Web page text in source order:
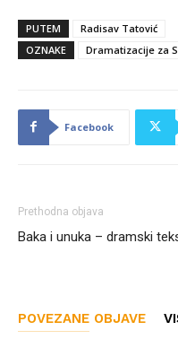
PUTEM
Radisav Tatović
OZNAKE
Dramatizacije za
Facebook
Prethodna objava
Baka i unuka – dramski
POVEZANE OBJAVE